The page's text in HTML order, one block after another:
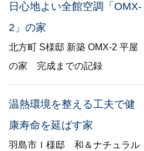
日心地よい全館空調「OMX-
2」の家
北方町 S様邸 新築 OMX-2 平屋
の家 完成までの記録
温熱環境を整える工夫で健
康寿命を延ばす家
羽島市Ｉ様邸 和＆ナチュラル